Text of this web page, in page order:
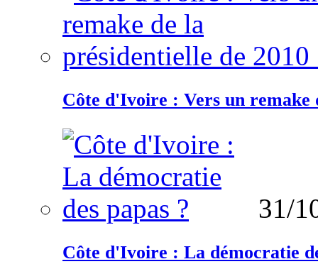
Côte d'Ivoire : Vers un remake
31/
Côte d'Ivoire : La démocratie